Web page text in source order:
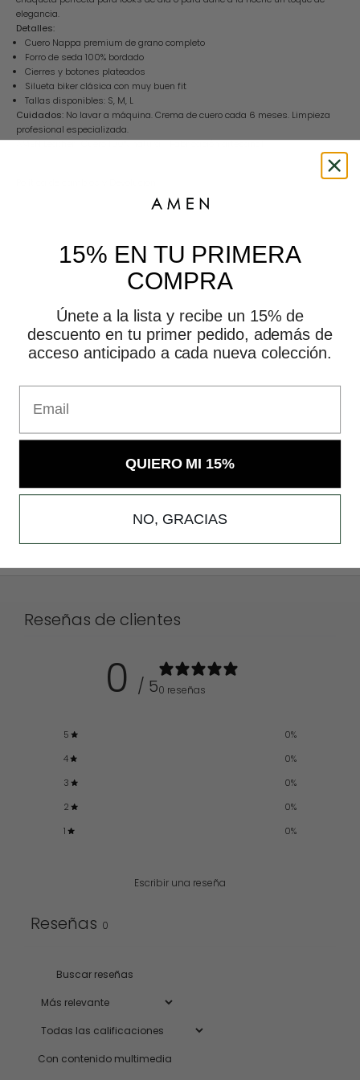
elegancia.
Detalles:
Cuero Nappa premium de grano completo
Forro de seda 100% bordado
Cierres y botones plateados
Silueta biker clásica con muy buen fit
Tallas disponibles: S, M, L
Cuidados: No lavar a máquina. Crema de cuero cada 6 meses. Limpieza
profesional especializada.
AMEN Leather · Cuero 100% natural · Fabricación artesanal.
Reseñas de clientes
0 / 50 reseñas
5 0%
4
0%
3
0%
2
0%
1
0%
Escribir una reseña
Reseñas 0
Con contenido multimedia
15% EN TU PRIMERA
COMPRA
Únete a la lista y recibe un 15% de
descuento en tu primer pedido, además de
acceso anticipado a cada nueva colección.
Email
QUIERO MI 15%
NO, GRACIAS